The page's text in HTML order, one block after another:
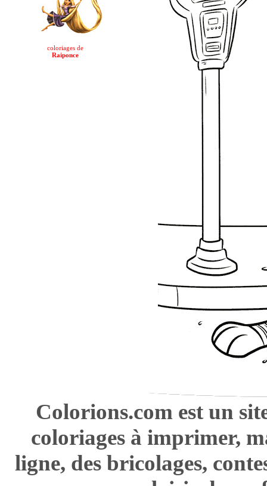
coloriages de
Raiponce
Colorions.com est un
coloriages à imprimer,
ligne, des bricolages,